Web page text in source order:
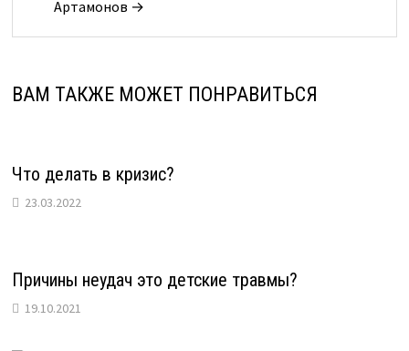
Артамонов →
ВАМ ТАКЖЕ МОЖЕТ ПОНРАВИТЬСЯ
Что делать в кризис?
23.03.2022
Причины неудач это детские травмы?
19.10.2021